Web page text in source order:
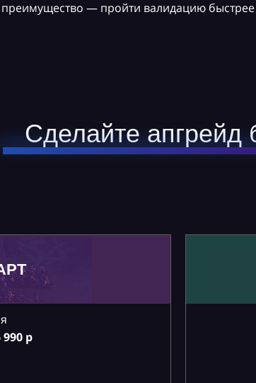
преимущество — пройти валидацию
Сделайте апгрейд
990 р